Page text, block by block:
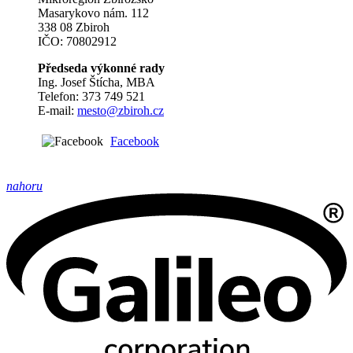
Masarykovo nám. 112
338 08 Zbiroh
IČO: 70802912
Předseda výkonné rady
Ing. Josef Štícha, MBA
Telefon: 373 749 521
E-mail: mesto@zbiroh.cz
Facebook
nahoru